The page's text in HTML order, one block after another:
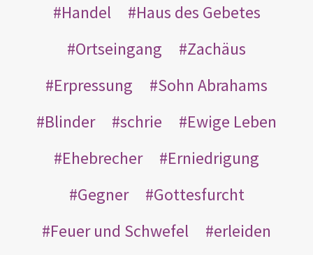
Handel
Haus des Gebetes
Ortseingang
Zachäus
Erpressung
Sohn Abrahams
Blinder
schrie
Ewige Leben
Ehebrecher
Erniedrigung
Gegner
Gottesfurcht
Feuer und Schwefel
erleiden